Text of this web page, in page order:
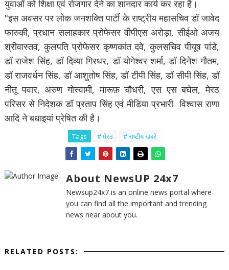
युवाओं को शिक्षा एवं रोजगार देने का शानदार कार्य कर रहा है।
"इस अवसर पर लोक जनशक्ति पार्टी के राष्ट्रीय महासचिव डॉ जावेद
फारुकी, प्रधान सलाहकार प्रोफेसर वीपीएस अरोड़ा, सीईओ अजय
श्रीवास्तव, कुलपति प्रोफेसर कृष्णकांत दवे, कुलसचिव पीयूष पांडे,
डॉ राजेश सिंह, डॉ दिव्या गिरधर, डॉ योगेश्वर शर्मा, डॉ दिनेश गौतम,
डॉ राजवर्धन सिंह, डॉ आशुतोष सिंह, डॉ टीपी सिंह, डॉ सीपी सिंह, डॉ
नीतू पवार, अरुण गोस्वामी, मारूफ़ चौधरी, एस एस बघेल, मेरठ
परिसर से निदेशक डॉ प्रताप सिंह एवं मीडिया प्रभारी विश्वास राणा
आदि ने बधाइयां प्रेषित की है।
Tags # मेरठ # राष्टीय खबरे
About NewsUP 24x7
Newsup24x7 is an online news portal where
you can find all the important and trending
news near about you.
RELATED POSTS: